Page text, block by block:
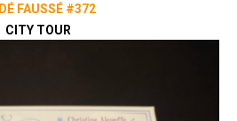
FAUSSÉ #372
CITY TOUR